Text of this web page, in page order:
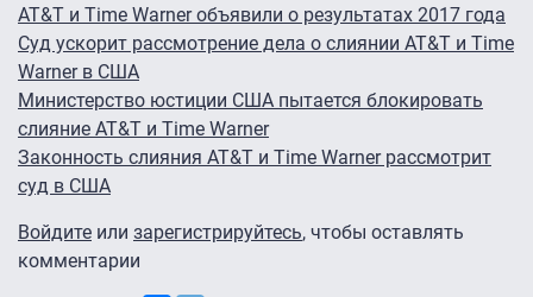
AT&T и Time Warner объявили о результатах 2017 года
Суд ускорит рассмотрение дела о слиянии AT&T и Time
Warner в США
Министерство юстиции США пытается блокировать
слияние AT&T и Time Warner
Законность слияния AT&T и Time Warner рассмотрит
суд в США
Войдите или зарегистрируйтесь, чтобы оставлять
комментарии